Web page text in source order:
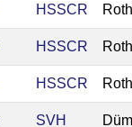
HSSCR
HSSCR
HSSCR
SVH